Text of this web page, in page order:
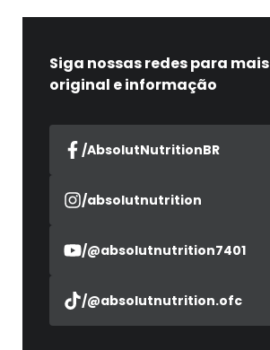
Siga nossas redes para
original e informação
/AbsolutNutritionBR
/absolutnutrition
/@absolutnutrition7401
/@absolutnutrition.ofc